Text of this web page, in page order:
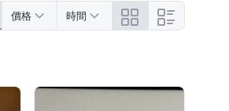
價格 時間